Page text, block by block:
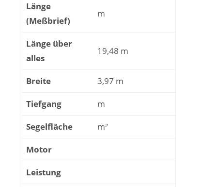
Länge
(Meßbrief)
m
Länge über
alles
19,48 m
Breite 3,97 m
Tiefgang m
Segelfläche m²
Motor
Leistung